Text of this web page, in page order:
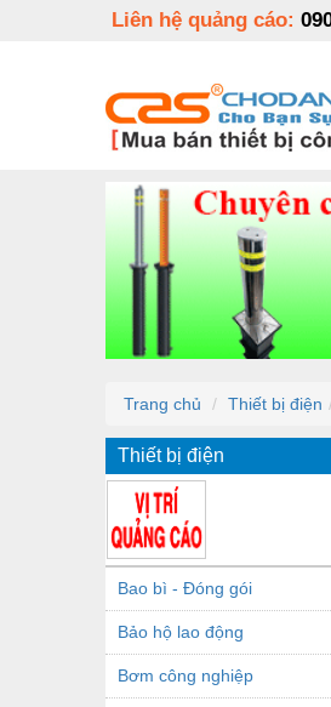
Liên hệ quảng cáo:
Trang chủ Thiết bị điện
Thiết bị điện
Bao bì - Đóng gói
Bảo hộ lao động
Bơm công nghiệp